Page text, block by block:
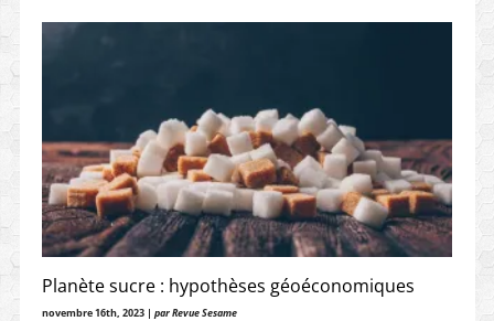
Planète sucre : hypothèses géoéconomiques
novembre 16th, 2023 | par Revue Sesame